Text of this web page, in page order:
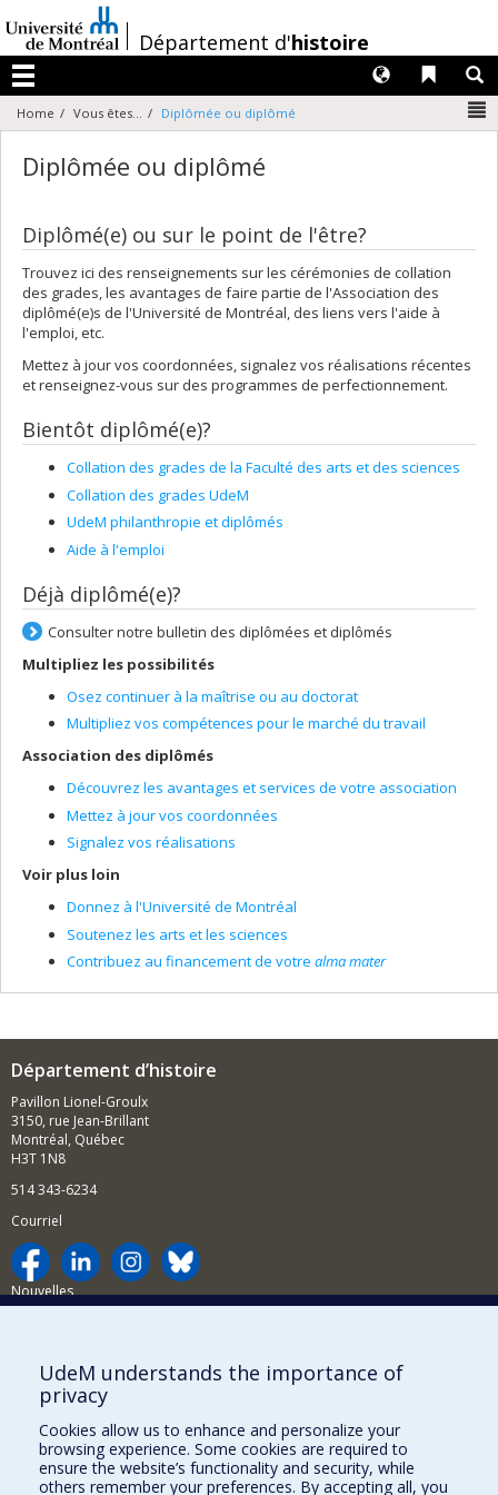
au
contenu
/Département d'histoire
Menu
Liens
Langues
Home Vous êtes... Diplômée ou diplômé
Diplômée ou diplômé
Diplômé(e) ou sur le point de l'être?
Trouvez ici des renseignements sur les cérémonies de collation
des grades, les avantages de faire partie de l'Association des
diplômé(e)s de l'Université de Montréal, des liens vers l'aide à
l'emploi, etc.
Mettez à jour vos coordonnées, signalez vos réalisations récentes
et renseignez-vous sur des programmes de perfectionnement.
Bientôt diplômé(e)?
Collation des grades de la Faculté des arts et des sciences
Collation des grades UdeM
UdeM philanthropie et diplômés
Aide à l'emploi
Déjà diplômé(e)?
Consulter notre bulletin des diplômées et diplômés
Multipliez les possibilités
Osez continuer à la maîtrise ou au doctorat
Multipliez vos compétences pour le marché du travail
Association des diplômés
Découvrez les avantages et services de votre association
Mettez à jour vos coordonnées
Signalez vos réalisations
Voir plus loin
Donnez à l'Université de Montréal
Soutenez les arts et les sciences
Contribuez au financement de votre alma mater
Département d’histoire
Pavillon Lionel-Groulx
3150, rue Jean-Brillant
Montréal, Québec
H3T 1N8
514 343-6234
Courriel
Nouvelles
Comment soutenir le Département?
BESOIN D'AIDE?
Plan du site
Signaler une erreur
UdeM understands the importance of
privacy
Cookies allow us to enhance and personalize your
browsing experience. Some cookies are required to
ensure the website’s functionality and security, while
others remember your preferences. By accepting all, you